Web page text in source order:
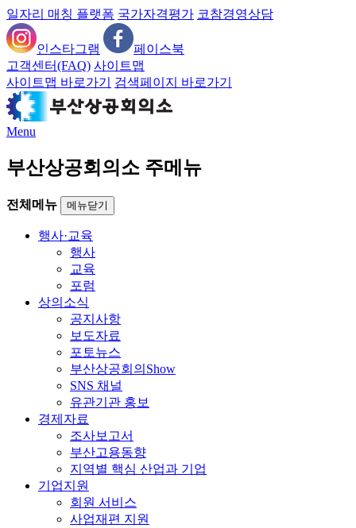
일자리 매칭 플랫폼 국가자격평가 코참경영상담
인스타그램
페이스북
고객센터(FAQ) 사이트맵
사이트맵 바로가기
검색페이지 바로가기
Menu
부산상공회의소 주메뉴
전체메뉴 메뉴닫기
행사·교육
행사
교육
포럼
상의소식
공지사항
보도자료
포토뉴스
부산상공회의Show
SNS 채널
유관기관 홍보
경제자료
조사보고서
부산고용동향
지역별 핵심 산업과 기업
기업지원
회원 서비스
사업재편 지원